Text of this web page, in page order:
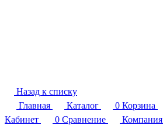
Назад к списку
Главная
Каталог 0 Корзина
Кабинет
0 Сравнение Компания